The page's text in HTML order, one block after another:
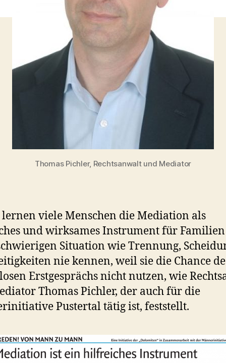
Thomas Pichler, Rechtsanwalt und Mediator
viele Menschen die Mediation als
und wirksames Instrument für
Situation wie Trennung,
nie kennen, weil sie die Chance
Erstgesprächs nicht nutzen, wie
Thomas Pichler, der auch für die
Pustertal tätig ist, feststellt.